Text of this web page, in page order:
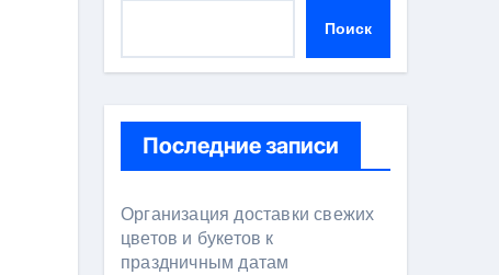
Поиск
Последние записи
Организация доставки свежих
цветов и букетов к
праздничным датам